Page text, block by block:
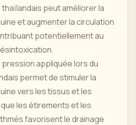
peut améliorer la
et augmenter la circulation
potentiellement au
pression appliquée lors du
permet de stimuler la
vers les tissus et les
les étirements et les
favorisent le drainage